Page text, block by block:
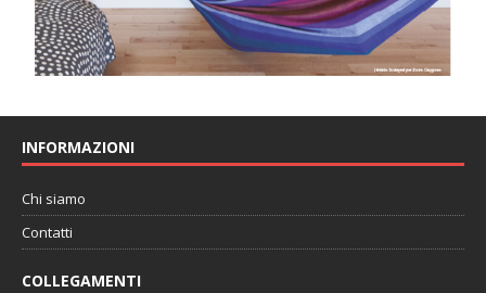
INFORMAZIONI
Chi siamo
Contatti
COLLEGAMENTI